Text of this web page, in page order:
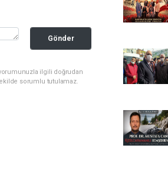
Gönder
ilgili doğrudan
sorumlu tutulamaz.